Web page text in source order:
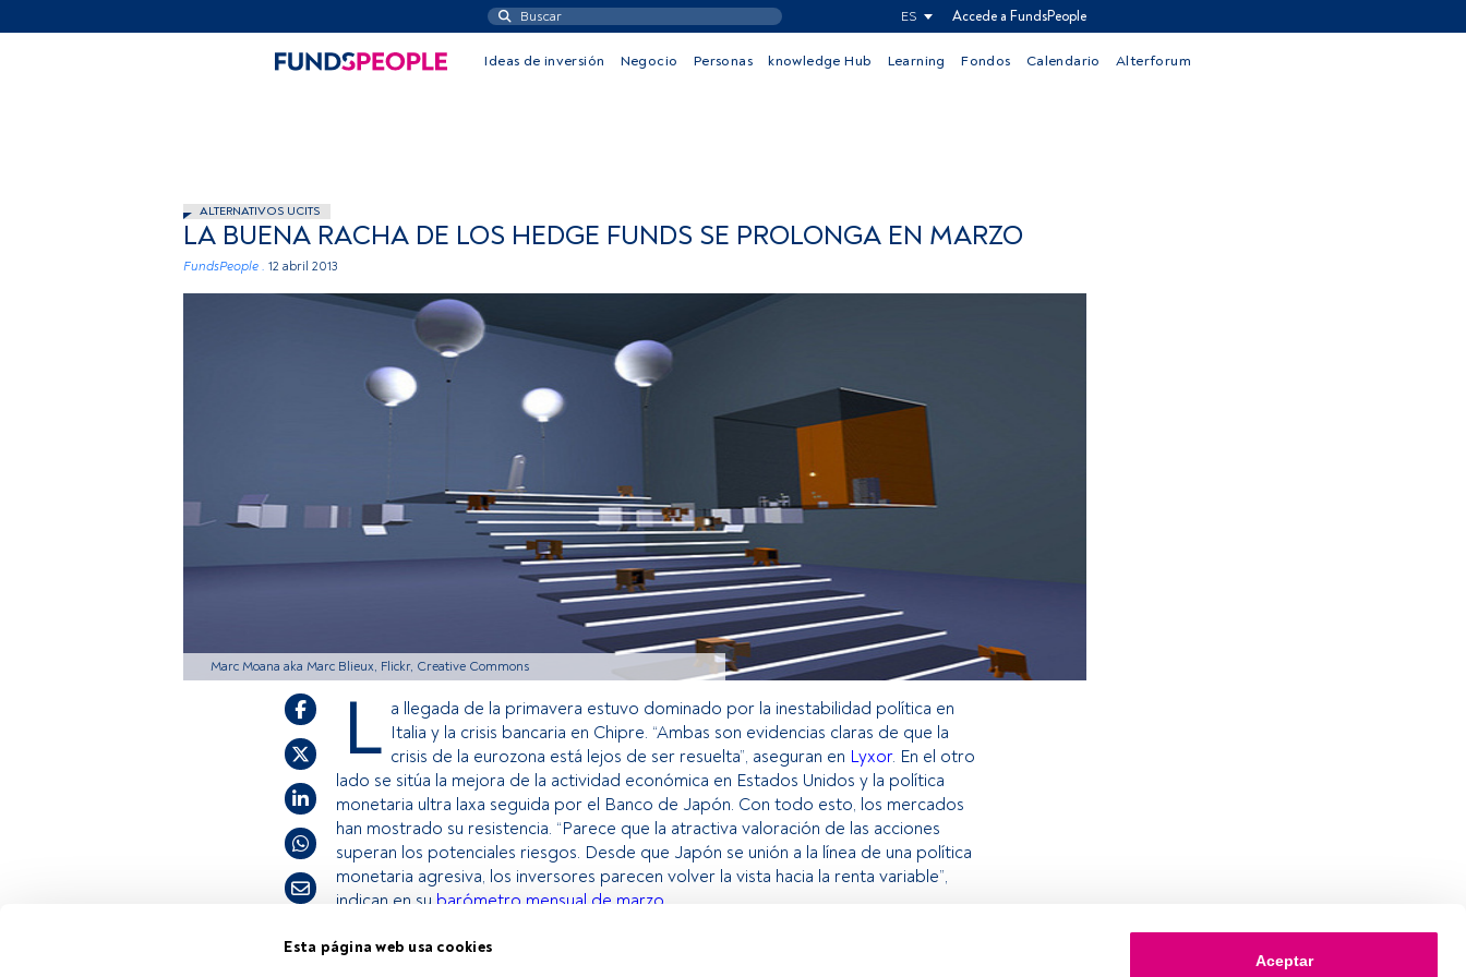
Esta página web usa cookies
Aceptar
ES Accede a FundsPeople
Ideas de inversión Negocio Personas knowledge Hub Learning Fondos Calendario Alterforum
ALTERNATIVOS UCITS
LA BUENA RACHA DE LOS HEDGE FUNDS SE PROLONGA EN MARZO
FundsPeople . 12 abril 2013
Marc Moana aka Marc Blieux, Flickr, Creative Commons
L a llegada de la primavera estuvo dominado por la inestabilidad política en
Italia y la crisis bancaria en Chipre. “Ambas son evidencias claras de que la
crisis de la eurozona está lejos de ser resuelta”, aseguran en Lyxor. En el otro
lado se sitúa la mejora de la actividad económica en Estados Unidos y la política
monetaria ultra laxa seguida por el Banco de Japón. Con todo esto, los mercados
han mostrado su resistencia. “Parece que la atractiva valoración de las acciones
superan los potenciales riesgos. Desde que Japón se unión a la línea de una política
monetaria agresiva, los inversores parecen volver la vista hacia la renta variable”,
indican en su barómetro mensual de marzo